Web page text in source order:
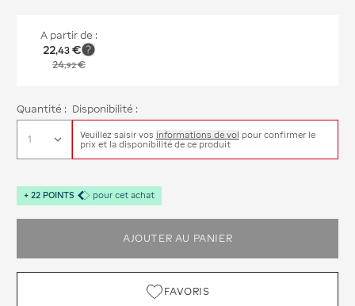
A partir de :
22,43 €
24,92€
Quantité : Disponibilité :
Veuillez saisir vos informations de vol pour confirmer le
prix et la disponibilité de ce produit
+ 22 POINTS pour cet achat
AJOUTER AU PANIER
FAVORIS